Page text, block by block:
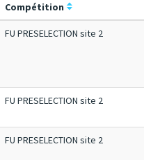
Compétition
FU PRESELECTION site 2
FU PRESELECTION site 2
FU PRESELECTION site 2